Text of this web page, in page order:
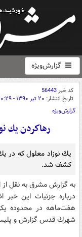
گزارش‌ویژه
کد خبر56443
تاریخ انتشار: ۲۰ تیر ۱۳۹۰ - ۲۰:۲۹
گزارش‌ویژه
رهاكردن يك
يك نوزاد معلول كه در
كشف شد.
به گزارش مشرق به نقل
درباره جزئيات اين
شهرك قدس گزارش و